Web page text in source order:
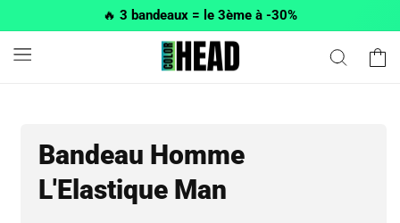
au
🔥 3 bandeaux = le 3ème à -30%
Panier
Bandeau Homme
L'Elastique Man